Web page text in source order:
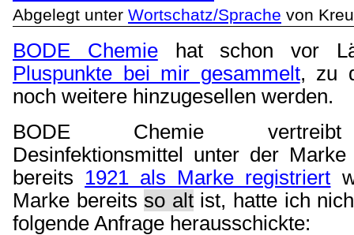
Abgelegt unter Wortschatz/Sprache von
BODE Chemiehat schon vor
Pluspunkte bei mir gesammelt, zu
noch weitere hinzugesellen werden.
BODE Chemie vertreibt
Desinfektionsmittel unter der Marke
bereits 1921 als Marke registriert
Marke bereits so altist, hatte ich
folgende Anfrage herausschickte: